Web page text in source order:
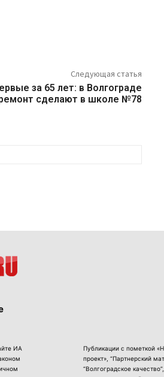
Следующая статья
за 65 лет: в Волгограде
сделают в школе №78
ИА
Публикации с пометкой
проект», “Партнерский
“Волгоградское